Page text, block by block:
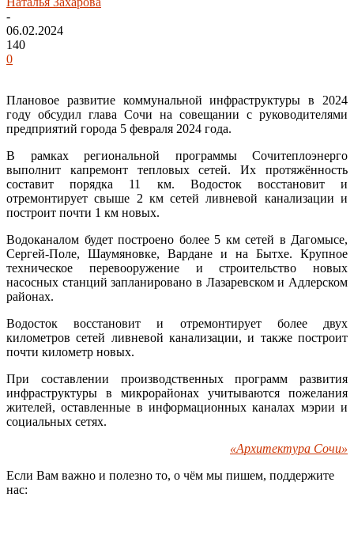
-
06.02.2024
140
0
Плановое развитие коммунальной инфраструктуры в 2024
году обсудил глава Сочи на совещании с руководителями
предприятий города 5 февраля 2024 года.
В рамках региональной программы Сочитеплоэнерго
выполнит капремонт тепловых сетей. Их протяжённость
составит порядка 11 км. Водосток восстановит и
отремонтирует свыше 2 км сетей ливневой канализации и
построит почти 1 км новых.
Водоканалом будет построено более 5 км сетей в Дагомысе,
Сергей-Поле, Шаумяновке, Вардане и на Бытхе. Крупное
техническое перевооружение и строительство новых
насосных станций запланировано в Лазаревском и Адлерском
районах.
Водосток восстановит и отремонтирует более двух
километров сетей ливневой канализации, и также построит
почти километр новых.
При составлении производственных программ развития
инфраструктуры в микрорайонах учитываются пожелания
жителей, оставленные в информационных каналах мэрии и
социальных сетях.
«Архитектура Сочи»
Если Вам важно и полезно то, о чём мы пишем, поддержите
нас: